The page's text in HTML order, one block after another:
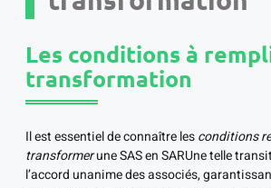
Les conditions à
transformation
Il est essentiel de connaître lesconditions
transformerune SAS en SARUne telle
l’accord unanime des associés,